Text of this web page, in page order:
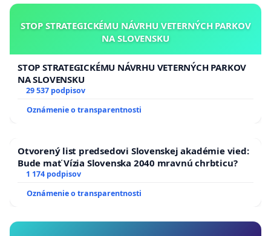
STOP STRATEGICKÉMU NÁVRHU VETERNÝCH PARKOV
NA SLOVENSKU
STOP STRATEGICKÉMU NÁVRHU VETERNÝCH PARKOV
NA SLOVENSKU
29 537 podpisov
Oznámenie o transparentnosti
Otvorený list predsedovi Slovenskej akadémie vied:
Bude mať Vízia Slovenska 2040 mravnú chrbticu?
1 174 podpisov
Oznámenie o transparentnosti